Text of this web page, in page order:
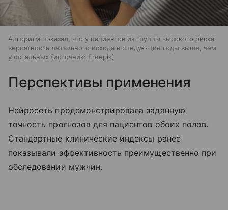
Алгоритм показал, что у пациентов из группы высокого риска
вероятность летального исхода в следующие годы выше, чем
у остальных
источник: Freepik
Перспективы применения
Нейросеть продемонстрировала заданную
точность прогнозов для пациентов обоих полов.
Стандартные клинические индексы ранее
показывали эффективность преимущественно при
обследовании мужчин.